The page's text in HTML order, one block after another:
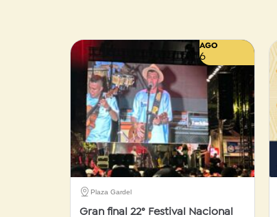
AGO
6
Plaza Gardel
Gran final 22° Festival Nacional